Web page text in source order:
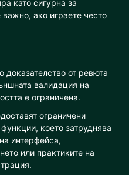
като сигурна за
важно, ако играете често
от ревюта
валидация на
е ограничена.
ограничени
което затруднява
интерфейса,
или практиките на